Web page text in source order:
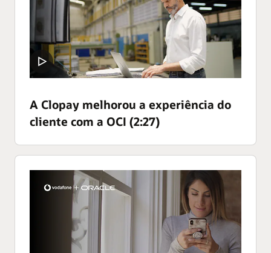
A Clopay melhorou a experiência do
cliente com a OCI (2:27)